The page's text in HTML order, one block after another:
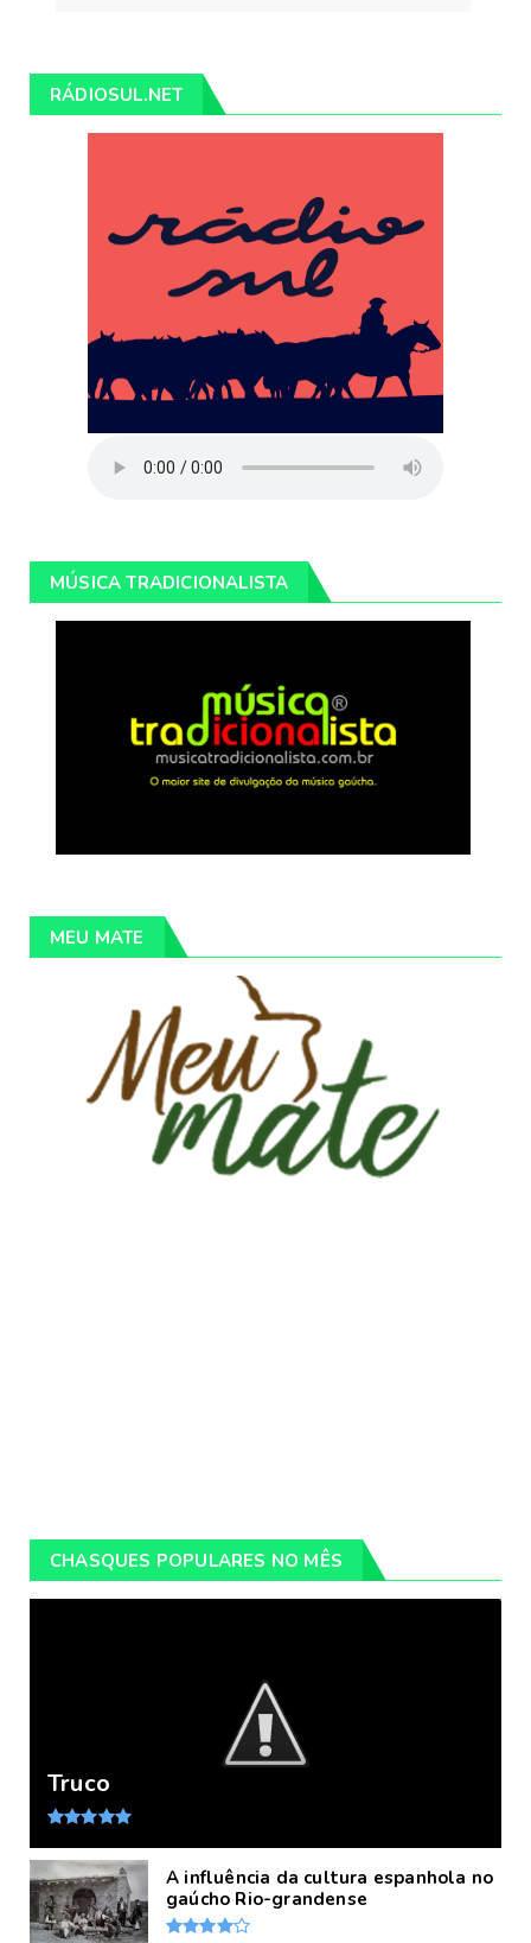
RÁDIOSUL.NET
MÚSICA TRADICIONALISTA
MEU MATE
CHASQUES POPULARES NO MÊS
Truco
A influência da cultura espanhola no
gaúcho Rio-grandense